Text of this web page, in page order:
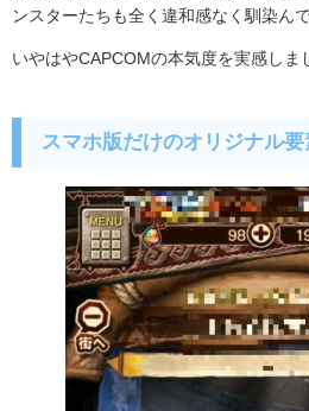
ンスターたちも全く違和感なく馴染んで
いやはやCAPCOMの本気度を実感しま
スマホ版だけのオリジナル要